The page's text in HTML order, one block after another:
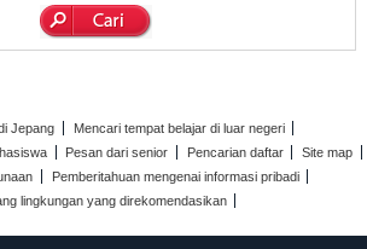
Jepang
Mencari tempat belajar di luar negeri
Pesan dari senior Pencarian daftar
Site map
Pemberitahuan mengenai informasi pribadi
lingkungan yang direkomendasikan